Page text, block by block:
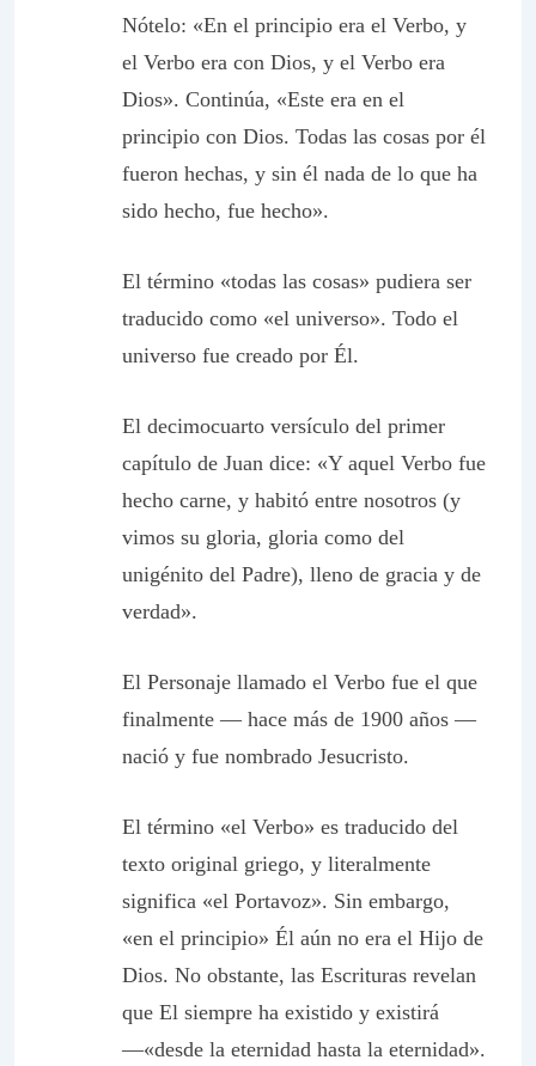
Nótelo: «En el principio era el Verbo, y
el Verbo era con Dios, y el Verbo era
Dios». Continúa, «Este era en el
principio con Dios. Todas las cosas por él
fueron hechas, y sin él nada de lo que ha
sido hecho, fue hecho».
El término «todas las cosas» pudiera ser
traducido como «el universo». Todo el
universo fue creado por Él.
El decimocuarto versículo del primer
capítulo de Juan dice: «Y aquel Verbo fue
hecho carne, y habitó entre nosotros (y
vimos su gloria, gloria como del
unigénito del Padre), lleno de gracia y de
verdad».
El Personaje llamado el Verbo fue el que
finalmente — hace más de 1900 años —
nació y fue nombrado Jesucristo.
El término «el Verbo» es traducido del
texto original griego, y literalmente
significa «el Portavoz». Sin embargo,
«en el principio» Él aún no era el Hijo de
Dios. No obstante, las Escrituras revelan
que El siempre ha existido y existirá
—«desde la eternidad hasta la eternidad».